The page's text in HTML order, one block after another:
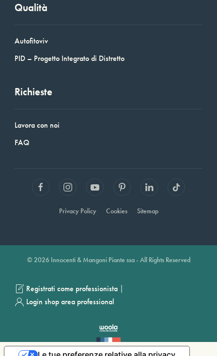
Qualità
Autofitoviv
PID – Progetto Integrato di Distretto
Richieste
Lavora con noi
FAQ
Privacy Policy Cookies Sitemap
© 2026 Innocenti & Mangoni Piante ssa - All Rights Reserved
Registrati come professionista |
Login shop area professional